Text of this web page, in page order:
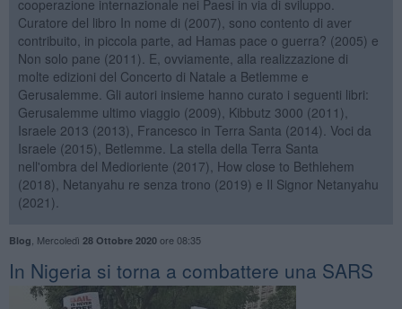
cooperazione internazionale nei Paesi in via di sviluppo.
Curatore del libro In nome di (2007), sono contento di aver
contribuito, in piccola parte, ad Hamas pace o guerra? (2005) e
Non solo pane (2011). E, ovviamente, alla realizzazione di
molte edizioni del Concerto di Natale a Betlemme e
Gerusalemme. Gli autori insieme hanno curato i seguenti libri:
Gerusalemme ultimo viaggio (2009), Kibbutz 3000 (2011),
Israele 2013 (2013), Francesco in Terra Santa (2014). Voci da
Israele (2015), Betlemme. La stella della Terra Santa
nell'ombra del Medioriente (2017), How close to Bethlehem
(2018), Netanyahu re senza trono (2019) e Il Signor Netanyahu
(2021).
Blog Mercoledì 28 Ottobre 2020ore 08:35
In Nigeria si torna a combattere una SARS